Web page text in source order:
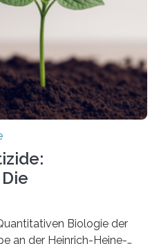
in Bernstein
Fossilfund einer
dar, denn…
Biologie der
an der Heinrich-Heine-